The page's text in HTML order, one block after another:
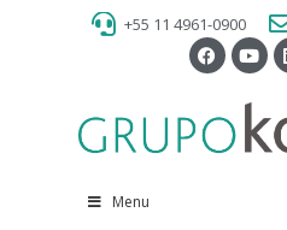
+55 11 4961-0900
Menu